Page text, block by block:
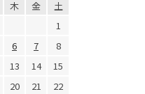
木 金
土
1
6 7
8
13 14
15
20 21
22